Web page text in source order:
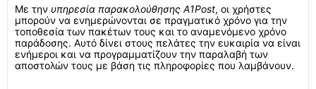
Με την υπηρεσία παρακολούθησης A1Post, οι χρήστες
μπορούν να ενημερώνονται σε πραγματικό χρόνο για την
τοποθεσία των πακέτων τους και το αναμενόμενο χρόνο
παράδοσης. Αυτό δίνει στους πελάτες την ευκαιρία να είναι
ενήμεροι και να προγραμματίζουν την παραλαβή των
αποστολών τους με βάση τις πληροφορίες που λαμβάνουν.